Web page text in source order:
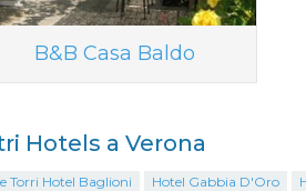
B&B Casa Baldo
Hotels a Verona
Torri Hotel Baglioni Hotel Gabbia D'Oro